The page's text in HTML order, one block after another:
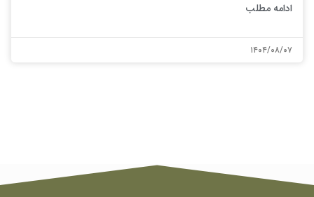
ادامه مطلب
۱۴۰۴/۰۸/۰۷